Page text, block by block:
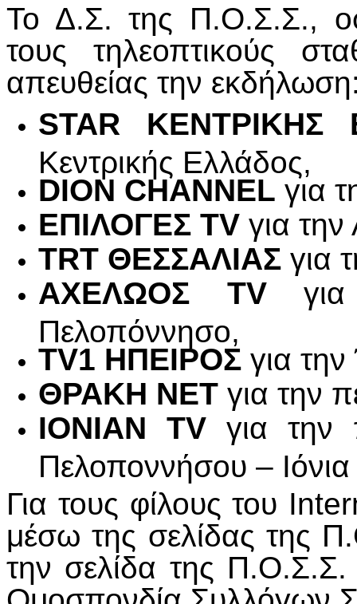
Το Δ.Σ. της Π.Ο.Σ.Σ.,
τους τηλεοπτικούς
απευθείας την
STAR ΚΕΝΤΡΙΚΗΣ
Κεντρικής Ελλάδος,
DION CHANNEL για
ΕΠΙΛΟΓΕΣ TV για
TRT ΘΕΣΣΑΛΙΑΣ για
ΑΧΕΛΩΟΣ TVγια
Πελοπόννησο,
TV1 ΗΠΕΙΡΟΣ για
ΘΡΑΚΗ ΝΕΤ για την
IONIAN TVγια την
Πελοποννήσου –
Για τους φίλους του
μέσω της σελίδας της
την σελίδα της